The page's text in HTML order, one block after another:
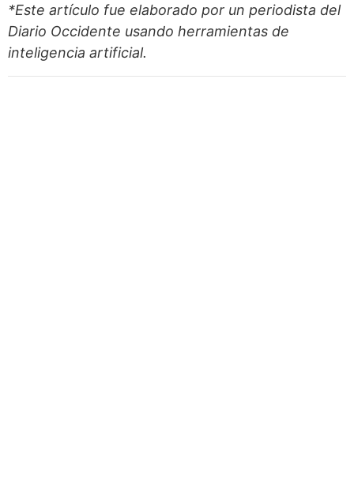
*Este artículo fue elaborado por un periodista del
Diario Occidente usando herramientas de
inteligencia artificial.